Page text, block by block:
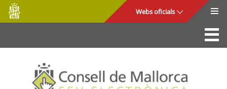
Salta al contingut principal
Consell
de
Mallorca
Webs oficials
La Seu
Consell de Mallorca